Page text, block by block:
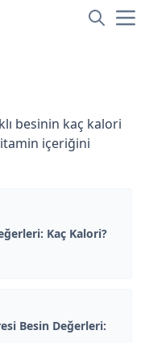
besinin kaç kalori
içeriğini
Kaç Kalori?
Besin Değerleri: